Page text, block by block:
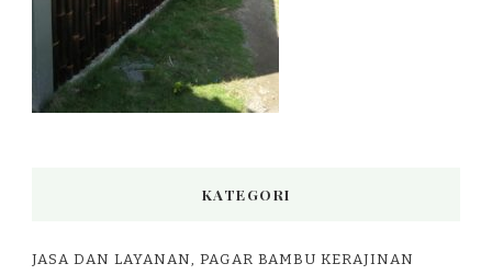
KATEGORI
JASA DAN LAYANAN, PAGAR BAMBU KERAJINAN